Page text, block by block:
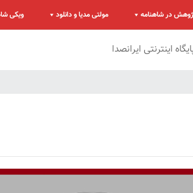
در شاهنامه مولتی مدیا و دانلود ویکی
اینترنتی ایرانصدا